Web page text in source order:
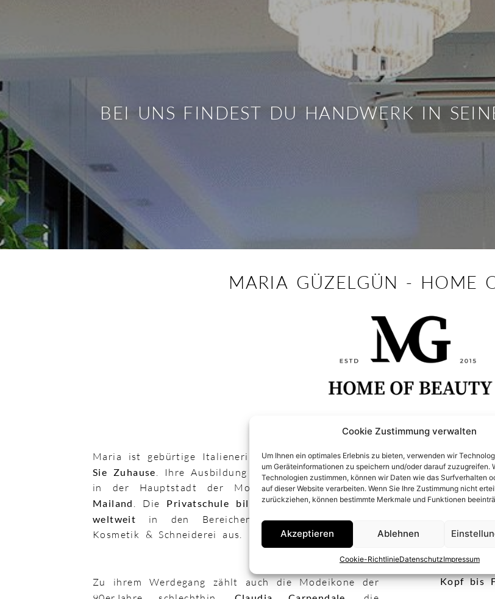
Cookie Zustimmung verwalten
Um Ihnen ein optimales Erlebnis zu bieten, verwenden wir
um Geräteinformationen zu speichern und/oder darauf zuzugreifen.
Technologien zustimmen, können wir Daten wie das Surfverhalten
auf dieser Website verarbeiten. Wenn Sie Ihre Zustimmung nicht
zurückziehen, können bestimmte Merkmale und Funktionen
Akzeptieren Ablehnen
Cookie-RichtlinieDatenschutzImpressum
BEI UNS FINDEST DU HANDWERK IN
MARIA GÜZELGÜN - HOME
Maria ist gebürtige Italienerin,in der Beautywelt ist
Sie Zuhause
. Ihre Ausbildung zur Stylistin machte sie
in der Hauptstadt der Mode und Beautywelt in
Mailand . Die Privatschule bildet die besten Stylisten
weltweit in den Bereichen Friseur, Nageldesign,
Kosmetik & Schneiderei aus.
Zu ihrem Werdegang zählt auch die Modeikone der
Sie
und auf
Sie
stylte
Kopf bis